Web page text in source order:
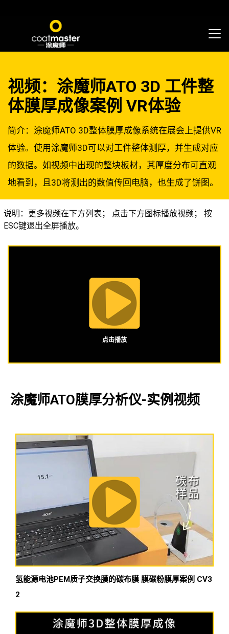
视频：涂魔师ATO 3D 工件整
体膜厚成像案例 VR体验
简介：涂魔师ATO 3D整体膜厚成像系统在展会上提供VR
体验。使用涂魔师3D可以对工件整体测厚，并生成对应
的数据。如视频中出现的整块板材，其厚度分布可直观
地看到，且3D将测出的数值传回电脑，也生成了饼图。
说明：更多视频在下方列表； 点击下方图标播放视频； 按
ESC键退出全屏播放。
点击播放
涂魔师ATO膜厚分析仪-实例视频
氢能源电池PEM质子交换膜的碳布膜 膜碳粉膜厚案例 CV3
2